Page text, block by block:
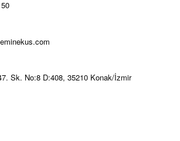
Sk. No:8 D:408, 35210 Konak/İzmir